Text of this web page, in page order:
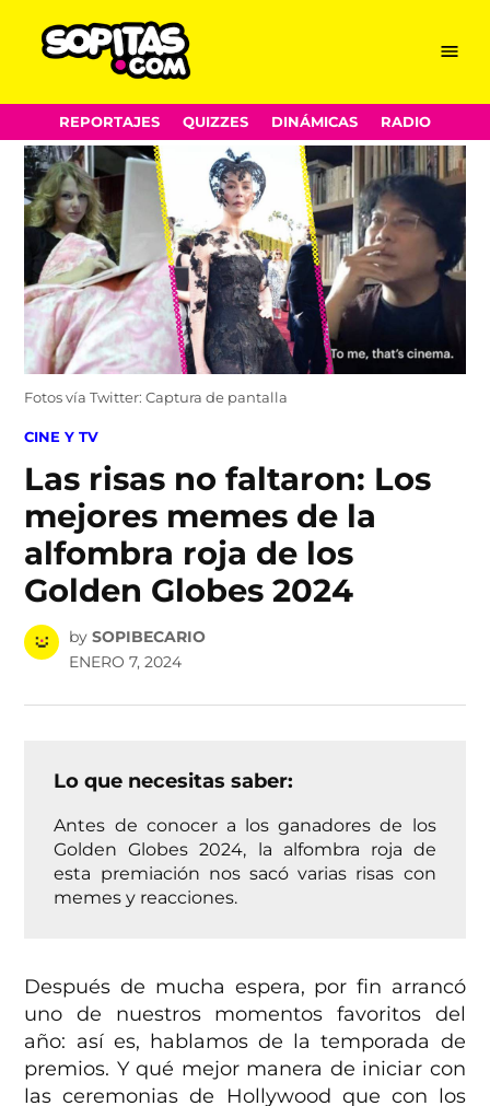
Skip
to
content
Menu
REPORTAJES QUIZZES DINÁMICAS RADIO
Fotos vía Twitter: Captura de pantalla
POSTED
CINE Y TV
Las risas no faltaron: Los
mejores memes de la
alfombra roja de los
Golden Globes 2024
by SOPIBECARIO
ENERO 7, 2024
Lo que necesitas saber:
Antes de conocer a los ganadores de los
Golden Globes 2024, la alfombra roja de
esta premiación nos sacó varias risas con
memes y reacciones.
Después de mucha espera, por fin arrancó
uno de nuestros momentos favoritos del
año: así es, hablamos de la temporada de
premios. Y qué mejor manera de iniciar con
las ceremonias de Hollywood que con los